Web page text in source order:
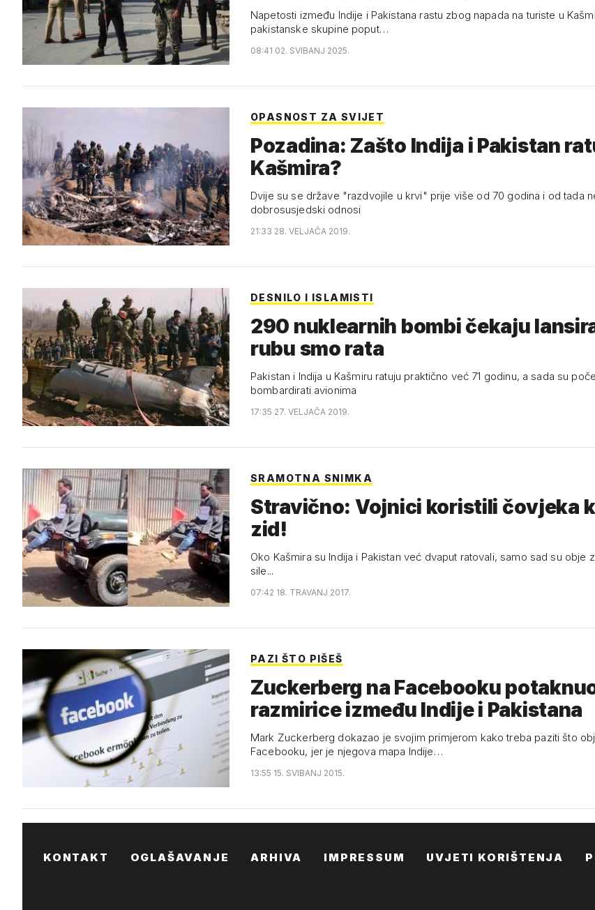
Napetosti između Indije i Pakistana rastu zbog napada na turiste u
pakistanske skupine poput…
08:41 02. SVIBANJ 2025.
OPASNOST ZA SVIJET
Pozadina: Zašto Indija i Pakistan
Kašmira?
Dvije su se države "razdvojile u krvi" prije više od 70 godina i od tada
dobrosusjedski odnosi
21:33 28. VELJAČA 2019.
DESNILO I ISLAMISTI
290 nuklearnih bombi čekaju
rubu smo rata
Pakistan i Indija u Kašmiru ratuju praktično već 71 godinu, a sada su
bombardirati avionima
17:35 27. VELJAČA 2019.
SRAMOTNA SNIMKA
Stravično: Vojnici koristili čovjeka
zid!
Oko Kašmira su Indija i Pakistan već dvaput ratovali, samo sad su obje
sile...
07:42 18. TRAVANJ 2017.
PAZI ŠTO PIŠEŠ
Zuckerberg na Facebooku
razmirice između Indije i Pakistana
Mark Zuckerberg dokazao je svojim primjerom kako treba paziti što
Facebooku, jer je njegova mapa Indije…
13:55 15. SVIBANJ 2015.
KONTAKT OGLAŠAVANJE ARHIVA IMPRESSUM UVJETI KORIŠTENJA